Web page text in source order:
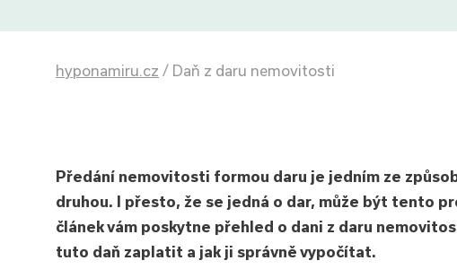
hyponamiru.cz / Daň z daru nemovitosti
Předání nemovitosti formou daru je jedním ze
druhou. I přesto, že se jedná o dar, může být tento
článek vám poskytne přehled o dani z daru
tuto daň zaplatit a jak ji správně vypočítat.